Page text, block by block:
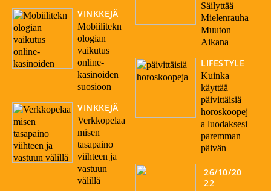
VINKKEJÄ
Mobiilitekn
ologian
vaikutus
online-
kasinoiden
suosioon
VINKKEJÄ
Verkkopelaa
misen
tasapaino
viihteen ja
vastuun
välillä
Säilyttää
Mielenrauha
Muuton
Aikana
LIFESTYLE
Kuinka
käyttää
päivittäisiä
horoskoopej
a luodaksesi
paremman
päivän
26/10/20
22